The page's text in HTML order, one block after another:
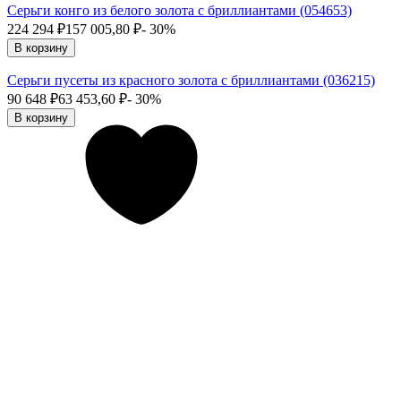
Серьги конго из белого золота с бриллиантами (054653)
224 294 ₽157 005,80 ₽- 30%
В корзину
Серьги пусеты из красного золота с бриллиантами (036215)
90 648 ₽63 453,60 ₽- 30%
В корзину